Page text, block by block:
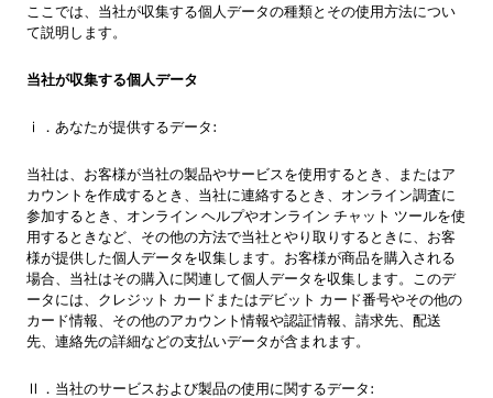
ここでは、当社が収集する個人データの種類とその使用方法につい
て説明します。
当社が収集する個人データ
ⅰ．あなたが提供するデータ:
当社は、お客様が当社の製品やサービスを使用するとき、またはア
カウントを作成するとき、当社に連絡するとき、オンライン調査に
参加するとき、オンライン ヘルプやオンライン チャット ツールを使
用するときなど、その他の方法で当社とやり取りするときに、お客
様が提供した個人データを収集します。お客様が商品を購入される
場合、当社はその購入に関連して個人データを収集します。このデ
ータには、クレジット カードまたはデビット カード番号やその他の
カード情報、その他のアカウント情報や認証情報、請求先、配送
先、連絡先の詳細などの支払いデータが含まれます。
Ⅱ．当社のサービスおよび製品の使用に関するデータ: